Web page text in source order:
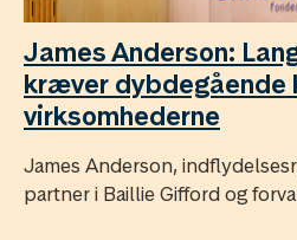
James Anderson:
kræver dybdegående
virksomhederne
James Anderson,
partner i Baillie Gifford og